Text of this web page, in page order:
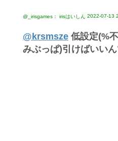
@_irisgames： irisはいしん 2022-07-13
@krsmsze 低設定(%
みぶっぱ)引けばいい